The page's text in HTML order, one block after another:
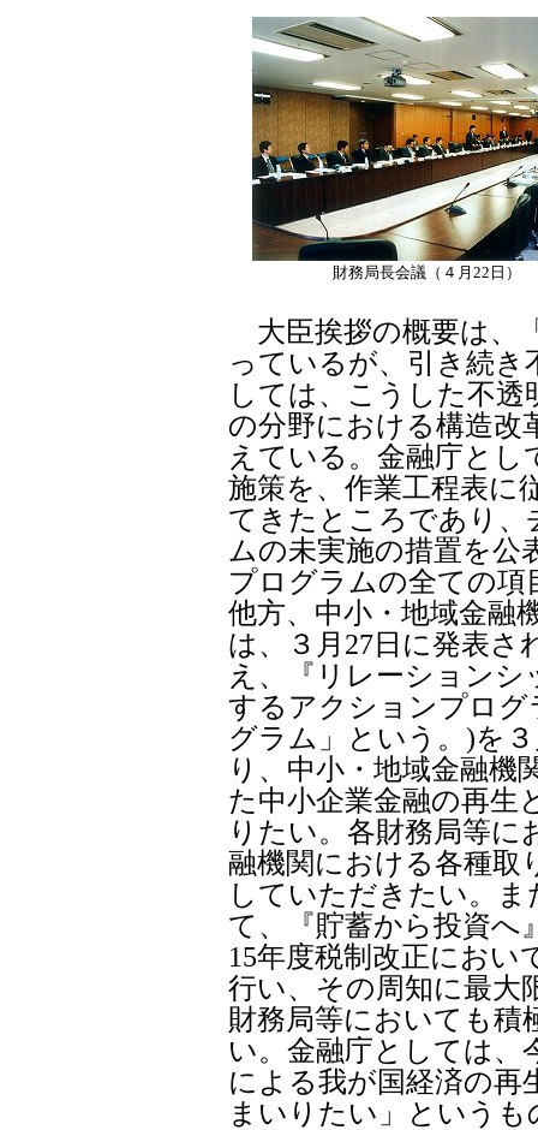
財務局長会議（４月22日）
大臣挨拶の概要は、
っているが、引き続き
しては、こうした不
の分野における構造改
えている。金融庁と
施策を、作業工程表に
てきたところであり、
ムの未実施の措置を公
プログラムの全ての
他方、中小・地域金融
は、３月27日に発表さ
え、『リレーション
するアクションプロ
グラム」という。)を
り、中小・地域金融機
た中小企業金融の再生
りたい。各財務局等に
融機関における各種取
していただきたい。
て、『貯蓄から投資へ
15年度税制改正におい
行い、その周知に最大
財務局等においても積
い。金融庁としては、
による我が国経済の再
まいりたい」というも